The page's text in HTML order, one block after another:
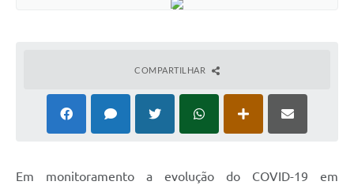
COMPARTILHAR
Em monitoramento a evolução do COVID-19 em